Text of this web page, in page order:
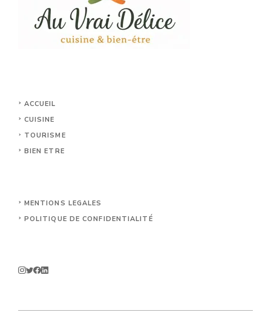
ACCUEIL
CUISINE
TOURISME
BIEN ETRE
MENTIONS LEGALES
POLITIQUE DE CONFIDENTIALITÉ